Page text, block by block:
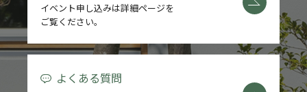
イベント申し込みは詳細ページを
ご覧ください。
よくある質問